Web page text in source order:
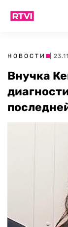
НОВОСТИ |
Внучка